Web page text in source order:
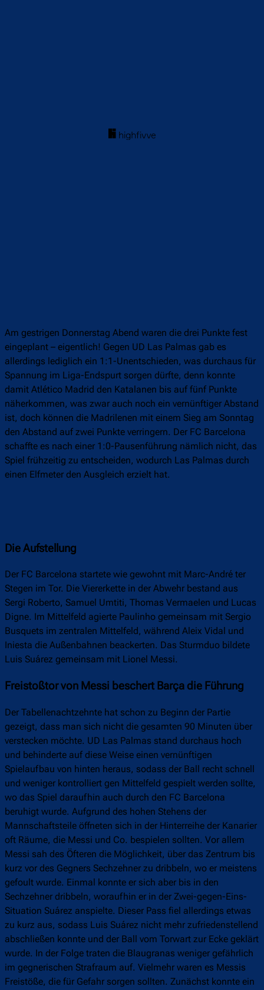
Am gestrigen Donnerstag Abend waren die drei Punkte fest
eingeplant – eigentlich! Gegen UD Las Palmas gab es
allerdings lediglich ein 1:1-Unentschieden, was durchaus für
Spannung im Liga-Endspurt sorgen dürfte, denn konnte
damit Atlético Madrid den Katalanen bis auf fünf Punkte
näherkommen, was zwar auch noch ein vernünftiger Abstand
ist, doch können die Madrilenen mit einem Sieg am Sonntag
den Abstand auf zwei Punkte verringern. Der FC Barcelona
schaffte es nach einer 1:0-Pausenführung nämlich nicht, das
Spiel frühzeitig zu entscheiden, wodurch Las Palmas durch
einen Elfmeter den Ausgleich erzielt hat.
Die Aufstellung
Der FC Barcelona startete wie gewohnt mit Marc-André ter
Stegen im Tor. Die Viererkette in der Abwehr bestand aus
Sergi Roberto, Samuel Umtiti, Thomas Vermaelen und Lucas
Digne. Im Mittelfeld agierte Paulinho gemeinsam mit Sergio
Busquets im zentralen Mittelfeld, während Aleix Vidal und
Iniesta die Außenbahnen beackerten. Das Sturmduo bildete
Luis Suárez gemeinsam mit Lionel Messi.
Freistoßtor von Messi beschert Barça die Führung
Der Tabellenachtzehnte hat schon zu Beginn der Partie
gezeigt, dass man sich nicht die gesamten 90 Minuten über
verstecken möchte. UD Las Palmas stand durchaus hoch
und behinderte auf diese Weise einen vernünftigen
Spielaufbau von hinten heraus, sodass der Ball recht schnell
und weniger kontrolliert gen Mittelfeld gespielt werden sollte,
wo das Spiel daraufhin auch durch den FC Barcelona
beruhigt wurde. Aufgrund des hohen Stehens der
Mannschaftsteile öffneten sich in der Hinterreihe der Kanarier
oft Räume, die Messi und Co. bespielen sollten. Vor allem
Messi sah des Öfteren die Möglichkeit, über das Zentrum bis
kurz vor des Gegners Sechzehner zu dribbeln, wo er meistens
gefoult wurde. Einmal konnte er sich aber bis in den
Sechzehner dribbeln, woraufhin er in der Zwei-gegen-Eins-
Situation Suárez anspielte. Dieser Pass fiel allerdings etwas
zu kurz aus, sodass Luis Suárez nicht mehr zufriedenstellend
abschließen konnte und der Ball vom Torwart zur Ecke geklärt
wurde. In der Folge traten die Blaugranas weniger gefährlich
im gegnerischen Strafraum auf. Vielmehr waren es Messis
Freistöße, die für Gefahr sorgen sollten. Zunächst konnte ein